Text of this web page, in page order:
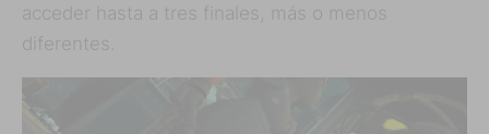
acceder hasta a tres finales, más o menos
diferentes.